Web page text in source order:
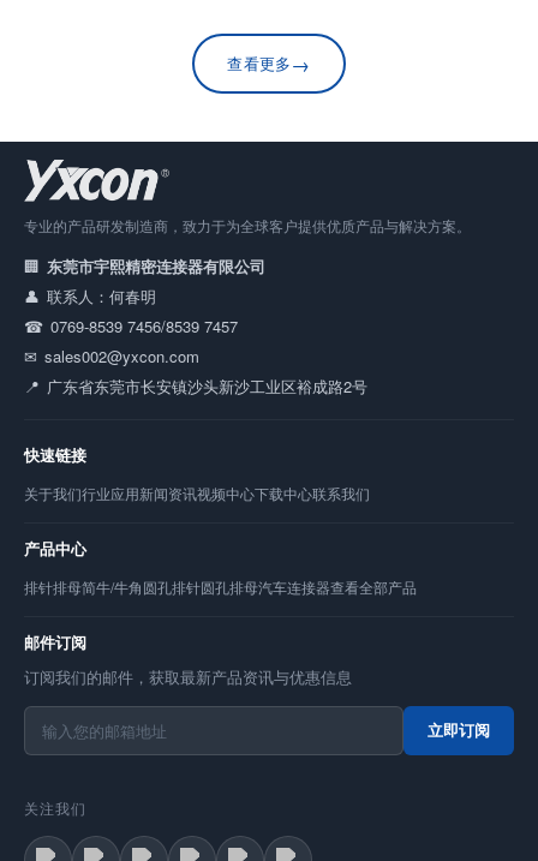
查看更多→
专业的产品研发制造商，致力于为全球客户提供优质产品与解决方案。
东莞市宇熙精密连接器有限公司
联系人：何春明
0769-8539 7456/8539 7457
sales002@yxcon.com
广东省东莞市长安镇沙头新沙工业区裕成路2号
快速链接
关于我们行业应用新闻资讯视频中心下载中心联系我们
产品中心
排针排母简牛/牛角圆孔排针圆孔排母汽车连接器查看全部产品
邮件订阅
订阅我们的邮件，获取最新产品资讯与优惠信息
立即订阅
关注我们